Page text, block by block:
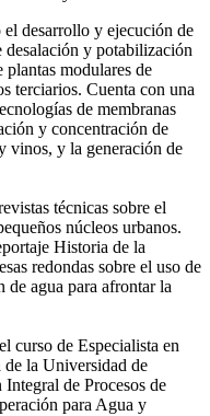
desarrollo y ejecución de
desalación y potabilización
modulares de
terciarios. Cuenta con una
de membranas
y concentración de
vinos, y la generación de
técnicas sobre el
núcleos urbanos.
Historia de la
redondas sobre el uso de
de agua para afrontar la
curso de Especialista en
la Universidad de
Integral de Procesos de
para Agua y